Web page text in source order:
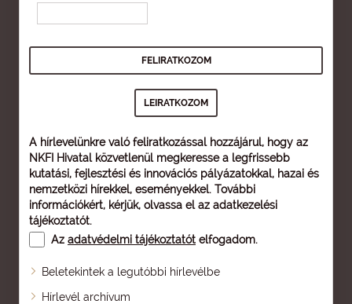
A hírlevelünkre való feliratkozással hozzájárul, hogy az
NKFI Hivatal közvetlenül megkeresse a legfrissebb
kutatási, fejlesztési és innovációs pályázatokkal, hazai és
nemzetközi hírekkel, eseményekkel. További
információkért, kérjük, olvassa el az adatkezelési
tájékoztatót.
Az adatvédelmi tájékoztatót elfogadom.
Beletekintek a legutóbbi hírlevélbe
Hírlevél archívum
Oldaltérkép